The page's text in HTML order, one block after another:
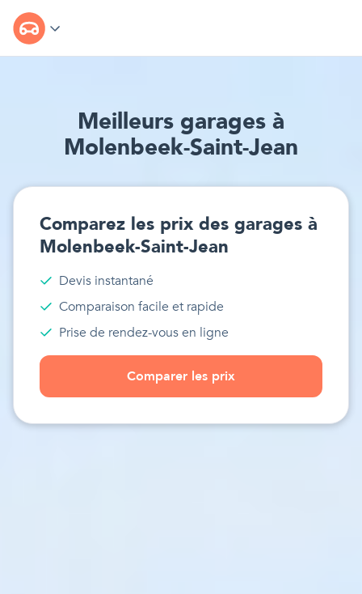
Meilleurs garages à
Molenbeek-Saint-Jean
Comparez les prix des garages à
Molenbeek-Saint-Jean
Devis instantané
Comparaison facile et rapide
Prise de rendez-vous en ligne
Comparer les prix